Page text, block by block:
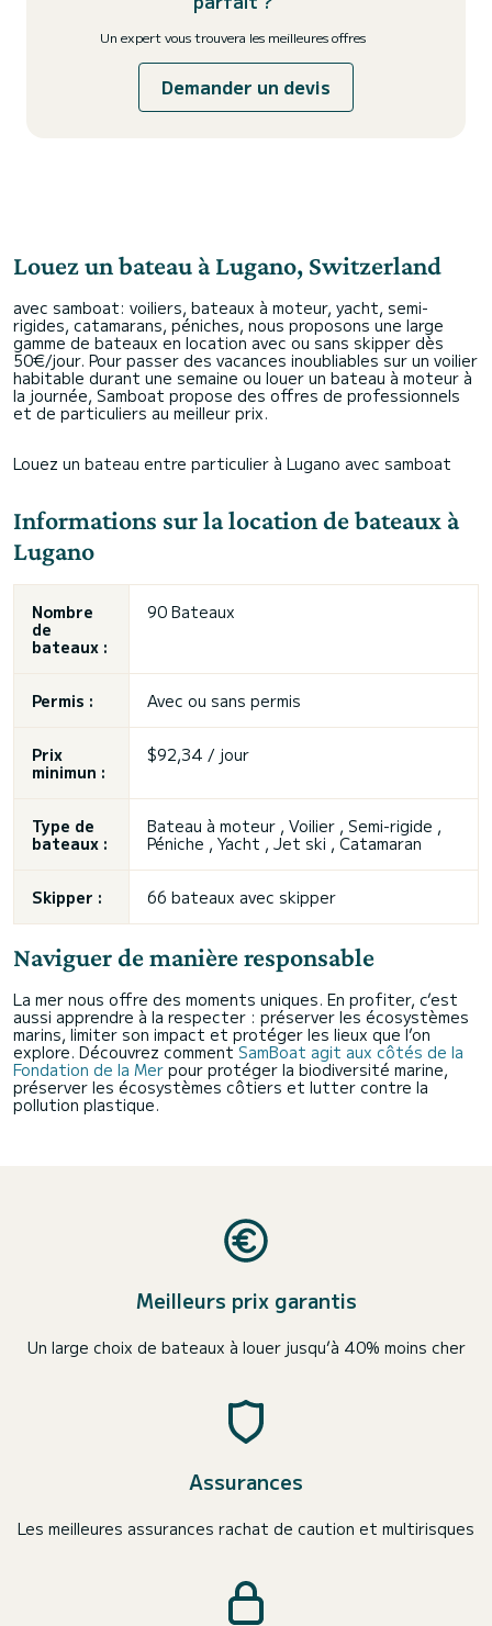
Un expert vous trouvera les meilleures offres
Demander un devis
Louez un bateau à Lugano, Switzerland
avec samboat: voiliers, bateaux à moteur, yacht, semi-
rigides, catamarans, péniches, nous proposons une large
gamme de bateaux en location avec ou sans skipper dès
50€/jour. Pour passer des vacances inoubliables sur un voilier
habitable durant une semaine ou louer un bateau à moteur à
la journée, Samboat propose des offres de professionnels
et de particuliers au meilleur prix.
Louez un bateau entre particulier à Lugano avec samboat
Informations sur la location de bateaux à
Lugano
Nombre
de
bateaux :
90 Bateaux
Permis : Avec ou sans permis
Prix
minimun :
$92,34 / jour
Type de
bateaux :
Bateau à moteur , Voilier , Semi-rigide ,
Péniche , Yacht , Jet ski , Catamaran
Skipper : 66 bateaux avec skipper
Naviguer de manière responsable
La mer nous offre des moments uniques. En profiter, c’est
aussi apprendre à la respecter : préserver les écosystèmes
marins, limiter son impact et protéger les lieux que l’on
explore. Découvrez comment SamBoat agit aux côtés de la
Fondation de la Mer pour protéger la biodiversité marine,
préserver les écosystèmes côtiers et lutter contre la
pollution plastique.
Meilleurs prix garantis
Un large choix de bateaux à louer jusqu’à 40% moins cher
Assurances
Les meilleures assurances rachat de caution et multirisques